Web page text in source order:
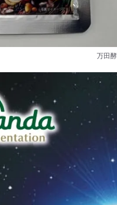
万田